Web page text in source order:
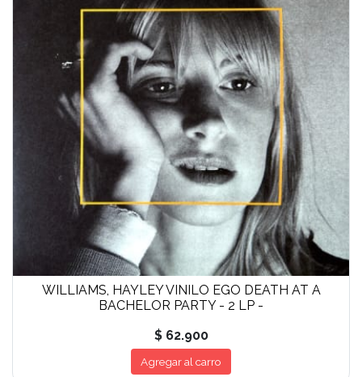
WILLIAMS, HAYLEY VINILO EGO DEATH AT A
BACHELOR PARTY - 2 LP -
$ 62.900
Agregar al carro